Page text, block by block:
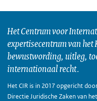
Het Centrum voor
expertisecentrum van
bewustwording, uitleg,
internationaal recht.
Het CIR is in 2017 opgericht
Directie Juridische Zaken van